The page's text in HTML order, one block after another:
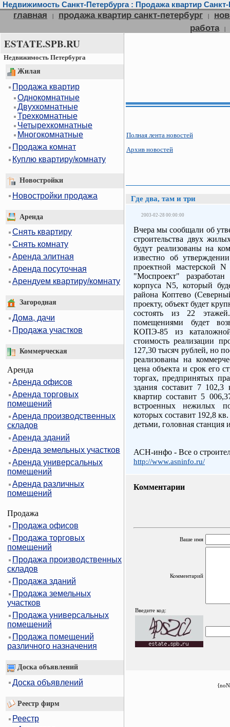
Недвижимость Санкт-Петербурга : Продажа квартир
главная | продажа квартир санкт-петербург |
работа
|
ESTATE.SPB.RU
Недвижимость Петербурга
Жилая
Продажа квартир
Однокомнатные
Двухкомнатные
Трехкомнатные
Четырехкомнатные
Многокомнатные
Продажа комнат
Куплю квартиру/комнату
Новостройки
Новостройки продажа
Аренда
Снять квартиру
Снять комнату
Аренда элитная
Аренда посуточная
Арендуем квартиру/комнату
Загородная
Дома, дачи
Продажа участков
Коммерческая
Аренда
Аренда офисов
Аренда торговых
помещений
Аренда производственных
складов
Аренда зданий
Аренда земельных участков
Аренда универсальных
помещений
Аренда различных
помещений
Продажа
Продажа офисов
Продажа торговых
помещений
Продажа производственных
складов
Продажа зданий
Продажа земельных
участков
Продажа универсальных
помещений
Продажа помещений
различного назначения
Доска объявлений
Доска объявлений
Реестр фирм
Реестр
Полная лента новостей
Архив новостей
Где два, там и три
2003-02-28 00:00:00
Вчера мы сообщали об
строительства двух
будут реализованы на
известно об
проектной мастерской
"Моспроект"
корпуса N5, который
района Коптево
проекту, объект будет
состоять из 22
помещениями будет
КОПЭ-85 из
стоимость реализации
127,30 тысяч рублей, но
реализованы на
цена объекта и срок его
торгах, предпринятых
здания составит 7
квартир составит 5
встроенных нежилых
которых составит 192,8
детьми, головная
АСН-инфо - Все о
http://www.asninfo.ru/
Комментарии
Ваше имя
Комментарий
Введите код: